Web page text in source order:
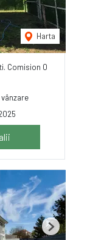
Harta
Comision 0
Next